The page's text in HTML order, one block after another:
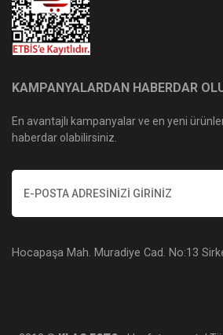
KAMPANYALARDAN HABERDAR
En avantajlı kampanyalar ve en yeni
haberdar olabilirsiniz.
Hocapaşa Mah. Muradiye Cad. No:13